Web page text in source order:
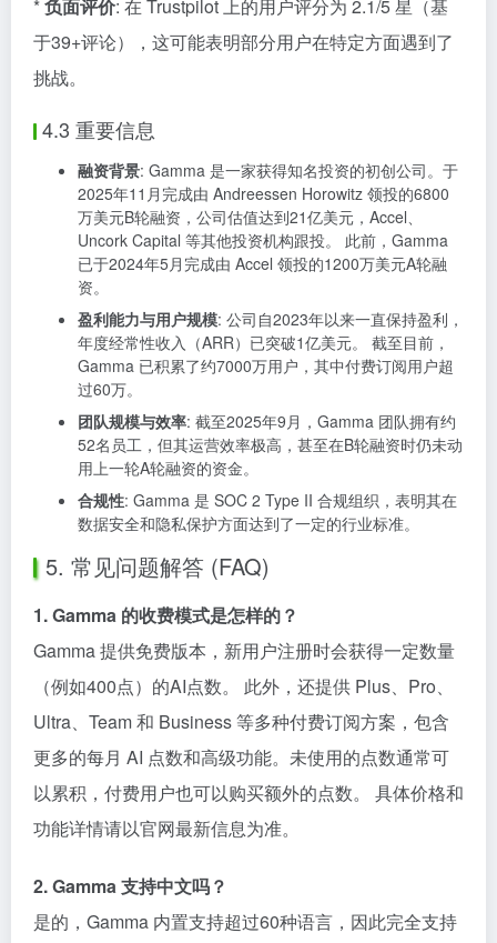
*负面评价: 在 Trustpilot 上的用户评分为 2.1/5 星（基
于39+评论），这可能表明部分用户在特定方面遇到了
挑战。
4.3 重要信息
融资背景: Gamma 是一家获得知名投资的初创公司。于
2025年11月完成由 Andreessen Horowitz 领投的6800
万美元B轮融资，公司估值达到21亿美元，Accel、
Uncork Capital 等其他投资机构跟投。 此前，Gamma
已于2024年5月完成由 Accel 领投的1200万美元A轮融
资。
盈利能力与用户规模: 公司自2023年以来一直保持盈利，
年度经常性收入（ARR）已突破1亿美元。 截至目前，
Gamma 已积累了约7000万用户，其中付费订阅用户超
过60万。
团队规模与效率: 截至2025年9月，Gamma 团队拥有约
52名员工，但其运营效率极高，甚至在B轮融资时仍未动
用上一轮A轮融资的资金。
合规性: Gamma 是 SOC 2 Type II 合规组织，表明其在
数据安全和隐私保护方面达到了一定的行业标准。
5. 常见问题解答 (FAQ)
1. Gamma 的收费模式是怎样的？
Gamma 提供免费版本，新用户注册时会获得一定数量
（例如400点）的AI点数。 此外，还提供 Plus、Pro、
Ultra、Team 和 Business 等多种付费订阅方案，包含
更多的每月 AI 点数和高级功能。未使用的点数通常可
以累积，付费用户也可以购买额外的点数。 具体价格和
功能详情请以官网最新信息为准。
2. Gamma 支持中文吗？
是的，Gamma 内置支持超过60种语言，因此完全支持